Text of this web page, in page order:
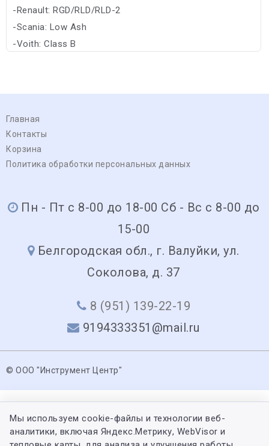
-Renault: RGD/RLD/RLD-2
-Scania: Low Ash
-Voith: Class B
Главная
Контакты
Корзина
Политика обработки персональных данных
Пн - Пт с 8-00 до 18-00 Сб - Вс с 8-00 до
15-00
Белгородская обл., г. Валуйки, ул.
Соколова, д. 37
8 (951) 139-22-19
9194333351@mail.ru
© ООО "Инструмент Центр"
Мы используем cookie-файлы и технологии веб-
аналитики, включая Яндекс.Метрику, WebVisor и